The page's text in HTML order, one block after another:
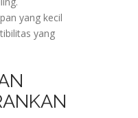
yang kecil
yang